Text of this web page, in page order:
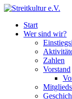
Start
Wer sind wir?
Zahlen
Vorstand